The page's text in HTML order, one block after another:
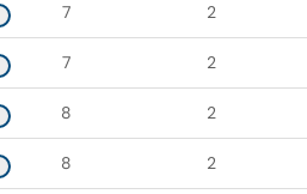
7 2
7 2
8 2
8 2